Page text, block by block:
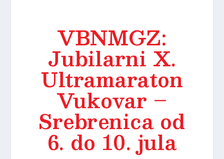
VBNMGZ:
Jubilarni X.
Ultramaraton
Vukovar –
Srebrenica od
6. do 10. jula